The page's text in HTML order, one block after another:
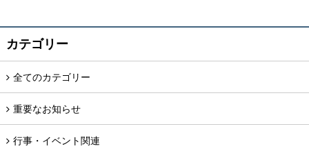
カテゴリー
全てのカテゴリー
重要なお知らせ
行事・イベント関連